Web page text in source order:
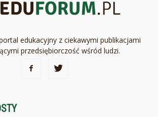
edukacyjny z ciekawymi publikacjami
przedsiębiorczość wśród ludzi.